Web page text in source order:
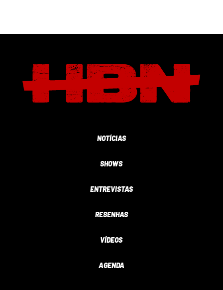
NOTÍCIAS
SHOWS
ENTREVISTAS
RESENHAS
VÍDEOS
AGENDA